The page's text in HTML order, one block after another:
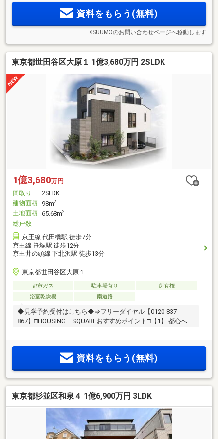
資料をもらう(無料)
※SUUMOのお問い合わせページへ移動します
東京都世田谷区大原１ 1億3,680万円 2SLDK
1億3,680万円
間取り
2SLDK
建物面積 98m2
土地面積 65.68m2
総戸数
-
京王線 代田橋駅 徒歩7分
京王線 笹塚駅 徒歩12分
京王井の頭線 下北沢駅 徒歩13分
東京都世田谷区大原１
都市ガス 駐車場有り
所有権
浴室乾燥機
南道路
◆見学予約受付はこちら◆⇒フリーダイヤル【0120‐837‐
867】□HOUSING SQUAREおすすめポイント□【1】 都心への
街【4】 生活に必要な施設も近く良好な住環境【5】 小学校徒
歩5分でお子様の通学も安心♪◆現地見学会・随時開催◆物件
からないもの！ぜひご自身の目でお確かめください！※詳しい
資料のご請求・物件見学のご依頼はページ【資料請求す
る】・【見学予約する】ボタンよりお進みください
資料をもらう(無料)
東京都杉並区和泉４ 1億6,900万円 3LDK